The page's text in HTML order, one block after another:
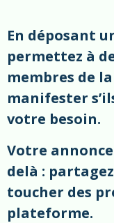
En déposant
permettez à
membres de
manifester
votre besoin.
Votre
delà :
toucher des
plateforme.